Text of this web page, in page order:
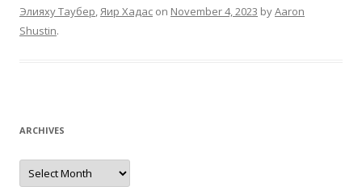
Элияху Таубер,Яир Хадас on November 4, 2023 byAaron
Shustin.
ARCHIVES
Archives